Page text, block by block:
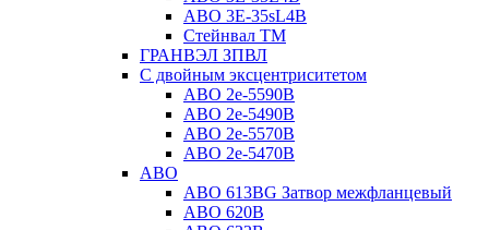
ABO 3E-35sL4B
Стейнвал ТМ
ГРАНВЭЛ ЗПВЛ
С двойным эксцентриситетом
ABO 2e-5590B
ABO 2е-5490B
ABO 2е-5570B
ABO 2е-5470B
ABO
ABO 613BG Затвор межфланцевый
ABO 620B